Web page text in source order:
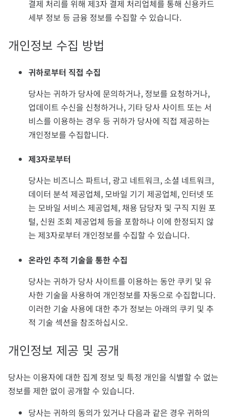
결제 처리를 위해 제3자 결제 처리업체를 통해 신용카드
세부 정보 등 금융 정보를 수집할 수 있습니다.
개인정보 수집 방법
귀하로부터 직접 수집
당사는 귀하가 당사에 문의하거나, 정보를 요청하거나,
업데이트 수신을 신청하거나, 기타 당사 사이트 또는 서
비스를 이용하는 경우 등 귀하가 당사에 직접 제공하는
개인정보를 수집합니다.
제3자로부터
당사는 비즈니스 파트너, 광고 네트워크, 소셜 네트워크,
데이터 분석 제공업체, 모바일 기기 제공업체, 인터넷 또
는 모바일 서비스 제공업체, 채용 담당자 및 구직 지원 포
털, 신원 조회 제공업체 등을 포함하나 이에 한정되지 않
는 제3자로부터 개인정보를 수집할 수 있습니다.
온라인 추적 기술을 통한 수집
당사는 귀하가 당사 사이트를 이용하는 동안 쿠키 및 유
사한 기술을 사용하여 개인정보를 자동으로 수집합니다.
이러한 기술 사용에 대한 추가 정보는 아래의 쿠키 및 추
적 기술 섹션을 참조하십시오.
개인정보 제공 및 공개
당사는 이용자에 대한 집계 정보 및 특정 개인을 식별할 수 없는
정보를 제한 없이 공개할 수 있습니다.
당사는 귀하의 동의가 있거나 다음과 같은 경우 귀하의